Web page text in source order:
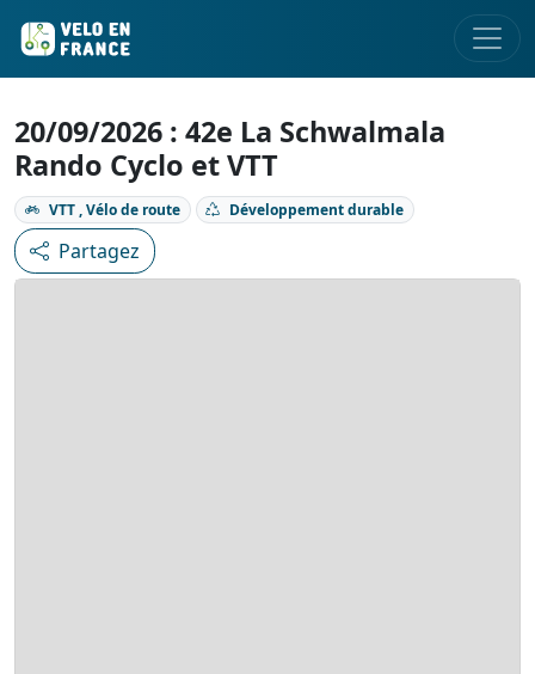
20/09/2026 : 42e La Schwalmala
Rando Cyclo et VTT
VTT , Vélo de route Développement durable
Partagez